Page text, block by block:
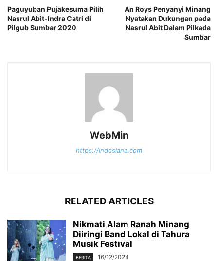
Paguyuban Pujakesuma Pilih
Nasrul Abit-Indra Catri di
Pilgub Sumbar 2020
An Roys Penyanyi Minang
Nyatakan Dukungan pada
Nasrul Abit Dalam Pilkada
Sumbar
WebMin
https://indosiana.com
RELATED ARTICLES
Nikmati Alam Ranah Minang
Diiringi Band Lokal di Tahura
Musik Festival
BERITA 16/12/2024